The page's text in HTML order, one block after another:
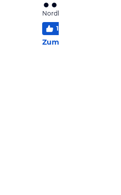
Nordhausen, Thüringen
100
Zum Hotel